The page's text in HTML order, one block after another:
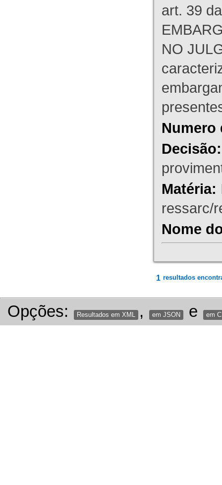
art. 39
NO
Numero
Decisão:
Matéria:
ressarc/
Nome
1 resultados
Opções: Resultados em XML , em JSON e em